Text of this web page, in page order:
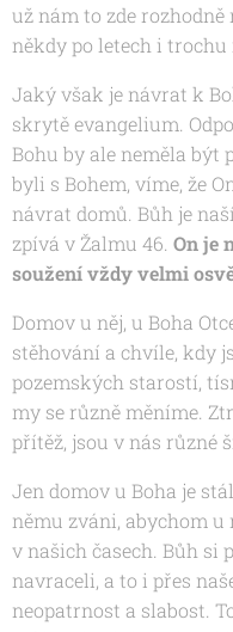
už nám to zde
někdy po letech i
Jaký však je návrat k
skrytě evangelium.
Bohu by ale neměla být
byli s Bohem, víme, že
návrat domů. Bůh je
zpívá v Žalmu 46. On je
soužení vždy velmi
Domov u něj, u Boha
stěhování a chvíle, kdy
pozemských starostí,
my se různě měníme.
přítěž, jsou v nás různé
Jen domov u Boha je
němu zváni, abychom
v našich časech. Bůh si
navraceli, a to i přes
neopatrnost a slabost.